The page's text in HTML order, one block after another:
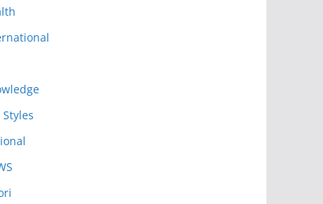
Styles